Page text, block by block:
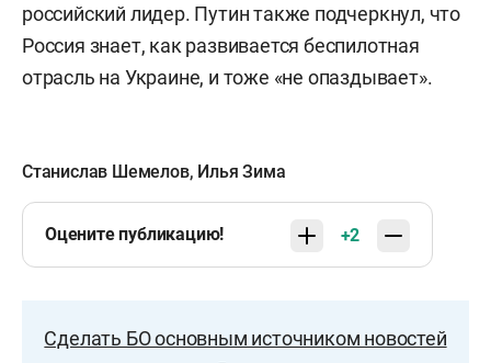
российский лидер. Путин также подчеркнул, что
Россия знает, как развивается беспилотная
отрасль на Украине, и тоже «не опаздывает».
Станислав Шемелов, Илья Зима
Оцените публикацию! +2
Сделать БО основным источником новостей